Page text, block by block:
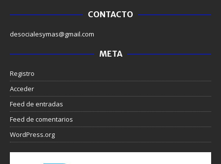
CONTACTO
desocialesymas@gmail.com
META
Registro
Acceder
Feed de entradas
Feed de comentarios
WordPress.org